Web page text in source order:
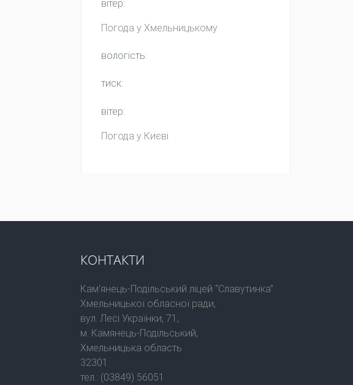
вітер:
Погода у Хмельницькому
вологість:
тиск:
вітер:
Погода у Києві
КОНТАКТИ
Кам’янець-Подільський ліцей “Славутинка”
Хмельницької обласної ради,
вул. Лесі Українки, 71,
м. Камянець-Подільський,
Хмельницька область
32301
тел.: (03849) 56051